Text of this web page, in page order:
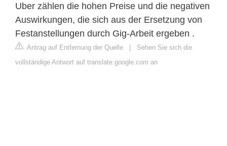
Uber zählen die hohen Preise und die negativen
Auswirkungen, die sich aus der Ersetzung von
Festanstellungen durch Gig-Arbeit ergeben .
Antrag auf Entfernung der Quelle | Sehen Sie sich die
vollständige Antwort auf translate.google.com an